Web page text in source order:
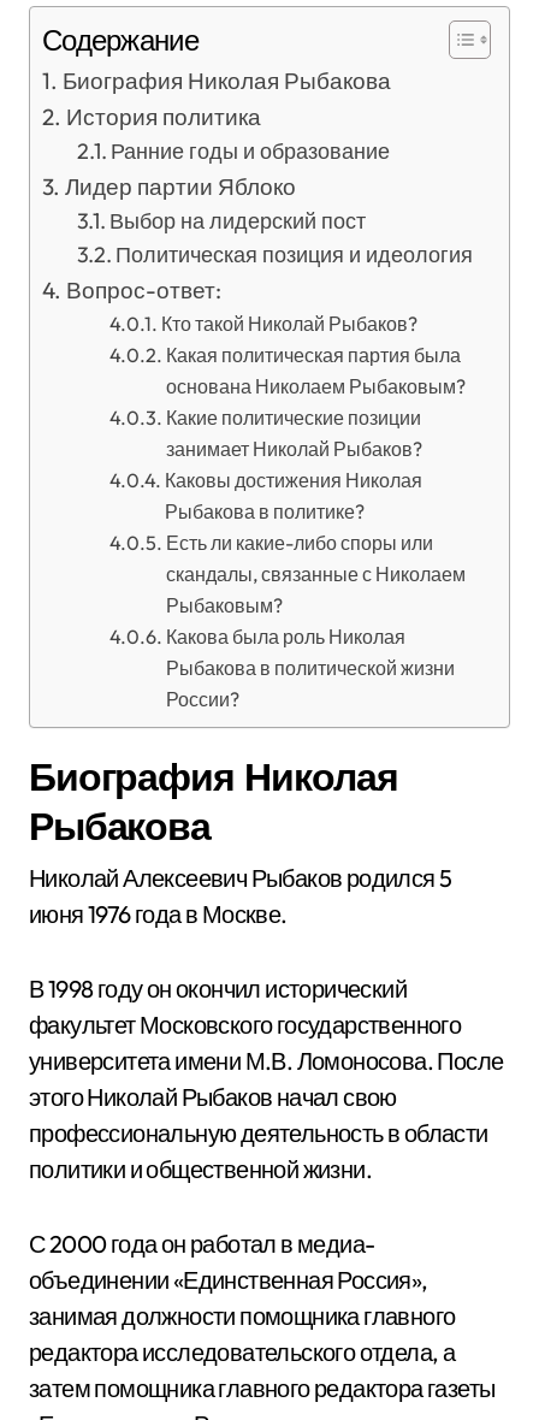
Содержание
Биография Николая Рыбакова
История политика
Ранние годы и образование
Лидер партии Яблоко
Выбор на лидерский пост
Политическая позиция и идеология
Вопрос-ответ:
Кто такой Николай Рыбаков?
Какая политическая партия была
основана Николаем Рыбаковым?
Какие политические позиции
занимает Николай Рыбаков?
Каковы достижения Николая
Рыбакова в политике?
Есть ли какие-либо споры или
скандалы, связанные с Николаем
Рыбаковым?
Какова была роль Николая
Рыбакова в политической жизни
России?
Биография Николая
Рыбакова
Николай Алексеевич Рыбаков родился 5
июня 1976 года в Москве.
В 1998 году он окончил исторический
факультет Московского государственного
университета имени М.В. Ломоносова. После
этого Николай Рыбаков начал свою
профессиональную деятельность в области
политики и общественной жизни.
С 2000 года он работал в медиа-
объединении «Единственная Россия»,
занимая должности помощника главного
редактора исследовательского отдела, а
затем помощника главного редактора газеты